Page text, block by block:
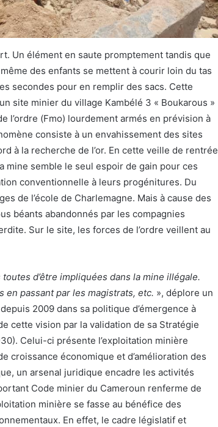
Un élément en saute promptement tandis que
des enfants se mettent à courir loin du tas
secondes pour en remplir des sacs. Cette
site minier du village Kambélé 3 « Boukarous »
l’ordre (Fmo) lourdement armés en prévision à
consiste à un envahissement des sites
à la recherche de l’or. En cette veille de rentrée
semble le seul espoir de gain pour ces
conventionnelle à leurs progénitures. Du
de l’école de Charlemagne. Mais à cause des
béants abandonnés par les compagnies
Sur le site, les forces de l’ordre veillent au
d’être impliquées dans la mine illégale.
en passant par les magistrats, etc. », déplore un
2009 dans sa politique d’émergence à
cette vision par la validation de sa Stratégie
Celui-ci présente l’exploitation minière
croissance économique et d’amélioration des
un arsenal juridique encadre les activités
Code minier du Cameroun renferme de
minière se fasse au bénéfice des
En effet, le cadre législatif et